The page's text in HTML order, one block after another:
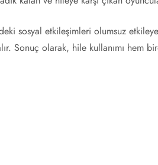
sosyal etkileşimleri olumsuz
Sonuç olarak, hile kullanımı hem